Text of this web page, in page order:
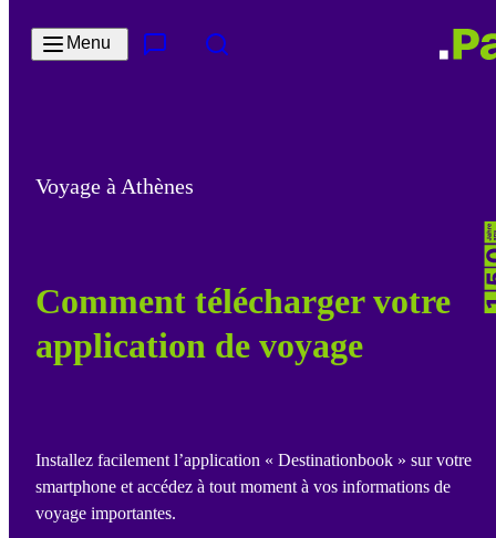
Menu
Voyage à Athènes
Comment télécharger votre
application de voyage
Installez facilement l’application « Destinationbook » sur votre
smartphone et accédez à tout moment à vos informations de
voyage importantes.